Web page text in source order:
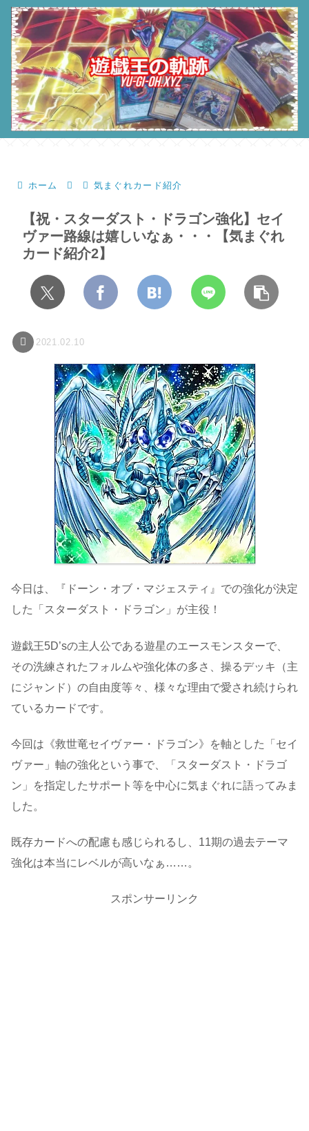
ホーム 気まぐれカード紹介
【祝・スターダスト・ドラゴン強化】セイ
ヴァー路線は嬉しいなぁ・・・【気まぐれ
カード紹介2】
2021.02.10
今日は、『ドーン・オブ・マジェスティ』での強化が決定
した「スターダスト・ドラゴン」が主役！
遊戯王5D’sの主人公である遊星のエースモンスターで、
その洗練されたフォルムや強化体の多さ、操るデッキ（主
にジャンド）の自由度等々、様々な理由で愛され続けられ
ているカードです。
今回は《救世竜セイヴァー・ドラゴン》を軸とした「セイ
ヴァー」軸の強化という事で、「スターダスト・ドラゴ
ン」を指定したサポート等を中心に気まぐれに語ってみま
した。
既存カードへの配慮も感じられるし、11期の過去テーマ
強化は本当にレベルが高いなぁ……。
スポンサーリンク